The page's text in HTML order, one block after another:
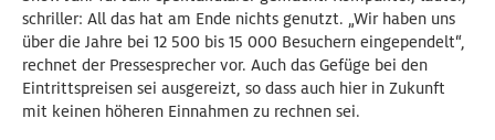
schriller: All das hat am Ende nichts genutzt. „Wir haben uns
über die Jahre bei 12 500 bis 15 000 Besuchern eingependelt“,
rechnet der Pressesprecher vor. Auch das Gefüge bei den
Eintrittspreisen sei ausgereizt, so dass auch hier in Zukunft
mit keinen höheren Einnahmen zu rechnen sei.